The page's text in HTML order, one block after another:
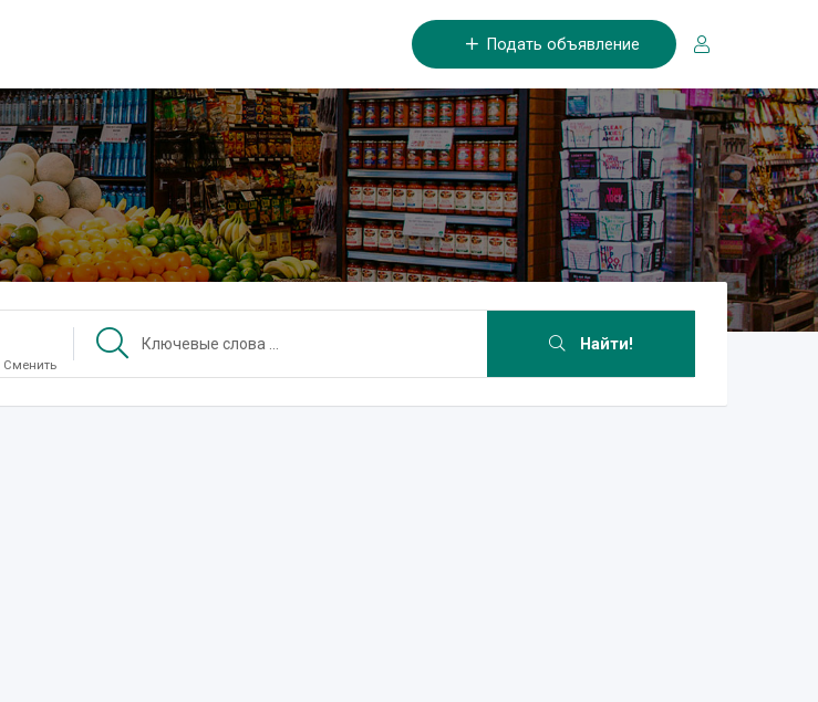
Подать объявление
Сменить
Найти!